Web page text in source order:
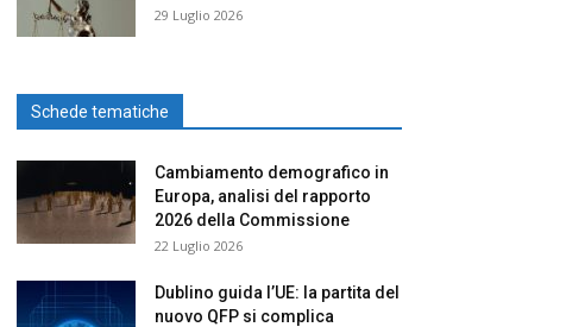
29 Luglio 2026
Schede tematiche
Cambiamento demografico in
Europa, analisi del rapporto
2026 della Commissione
22 Luglio 2026
Dublino guida l’UE: la partita del
nuovo QFP si complica